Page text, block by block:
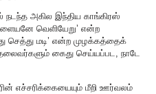
அகில இந்திய காங்கிரஸ்
வெளியேறு’ என்ற
மடி’ என்ற முழக்கத்தைக்
கைது செய்யப்பட, நாடே
எச்சரிக்கையையும் மீறி ஊர்வலம்